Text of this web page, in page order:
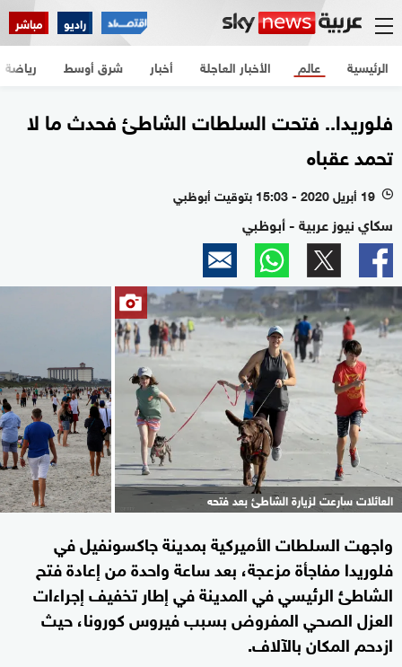
راديو مباشر
الرئيسية الأخبار العاجلة أخبار شرق أوسط عالم رياضة
فلوريدا.. فتحت السلطات الشاطئ فحدث ما لا
تحمد عقباه
l 19 أبريل 2020 - 15:03 بتوقيت أبوظبي
سكاي نيوز عربية - أبوظبي
العائلات سارعت لزيارة الشاطئ بعد فتحه
واجهت السلطات الأميركية بمدينة جاكسونفيل في
فلوريدا مفاجأة مزعجة، بعد ساعة واحدة من إعادة فتح
الشاطئ الرئيسي في المدينة في إطار تخفيف إجراءات
العزل الصحي المفروض بسبب فيروس كورونا، حيث
ازدحم المكان بالآلاف.